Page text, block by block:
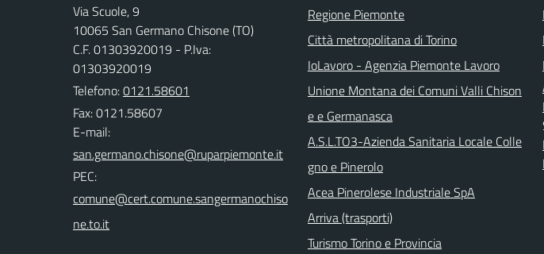
Via Scuole, 9
10065 San Germano Chisone (TO)
C.F. 01303920019 - P.Iva:
01303920019
Telefono:0121.58601
Fax: 0121.58607
E-mail:
PEC:
Regione Piemonte
Città metropolitana di Torino
IoLavoro - Agenzia Piemonte Lavoro
Unione Montana dei Comuni Valli Chison
e e Germanasca
A.S.L.TO3-Azienda Sanitaria Locale Colle
gno e Pinerolo
Acea Pinerolese Industriale SpA
Arriva (trasporti)
Turismo Torino e Provincia